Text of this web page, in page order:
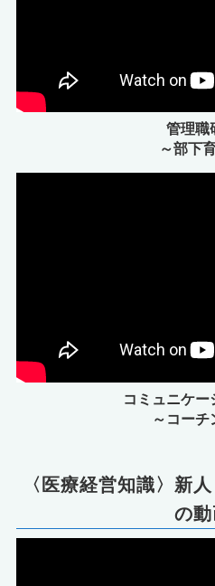
管理職
～部下
コミュニケー
～コーチ
〈医療経営知識〉新
の